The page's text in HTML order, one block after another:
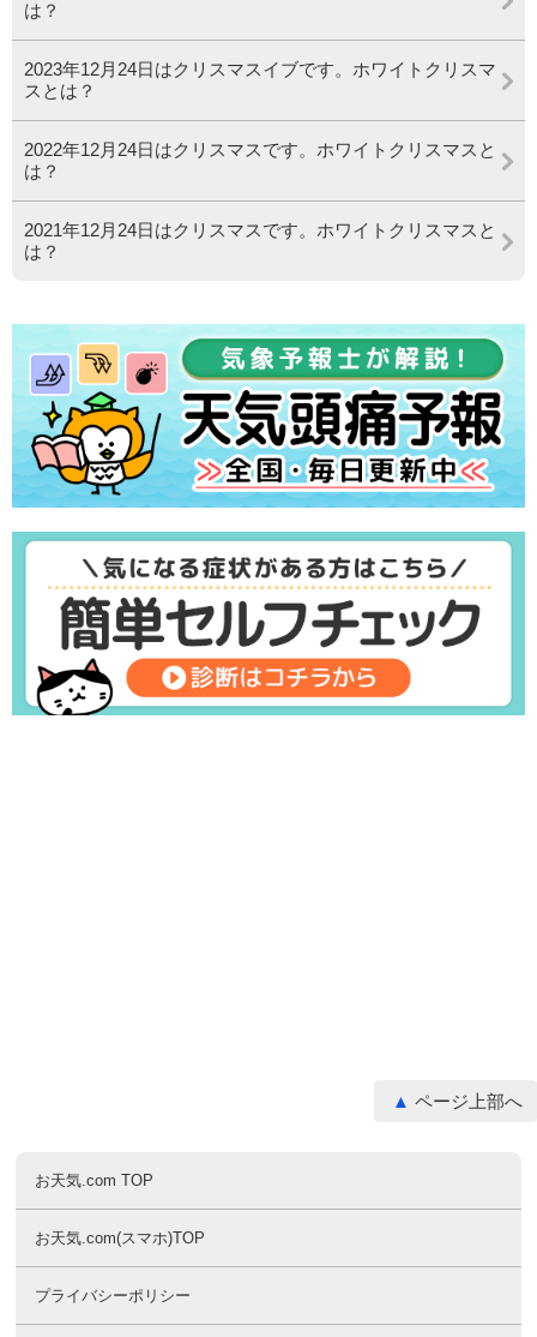
は？
2023年12月24日はクリスマスイブです。ホワイトクリスマ
スとは？
2022年12月24日はクリスマスです。ホワイトクリスマスと
は？
2021年12月24日はクリスマスです。ホワイトクリスマスと
は？
ページ上部へ
お天気.com TOP
お天気.com(スマホ)TOP
プライバシーポリシー